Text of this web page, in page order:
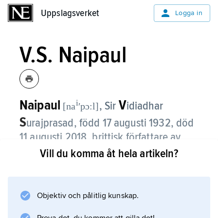
Uppslagsverket Logga in
V.S. Naipaul
Naipaul [naiʹpɔ:l], Sir Vidiadhar
Surajprasad, född 17 augusti 1932, död
11 augusti 2018, brittisk författare av
indisk härkomst, uppvuxen på Trinidad,
Miguel Street
(1959) eller romanen
Vill du komma åt hela artikeln?
Objektiv och pålitlig kunskap.